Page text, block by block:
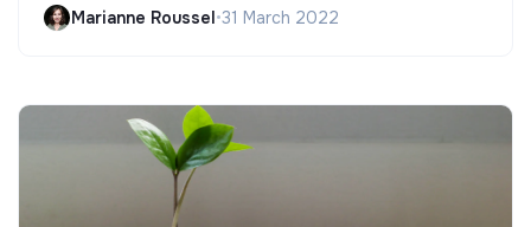
Marianne Roussel•31 March 2022